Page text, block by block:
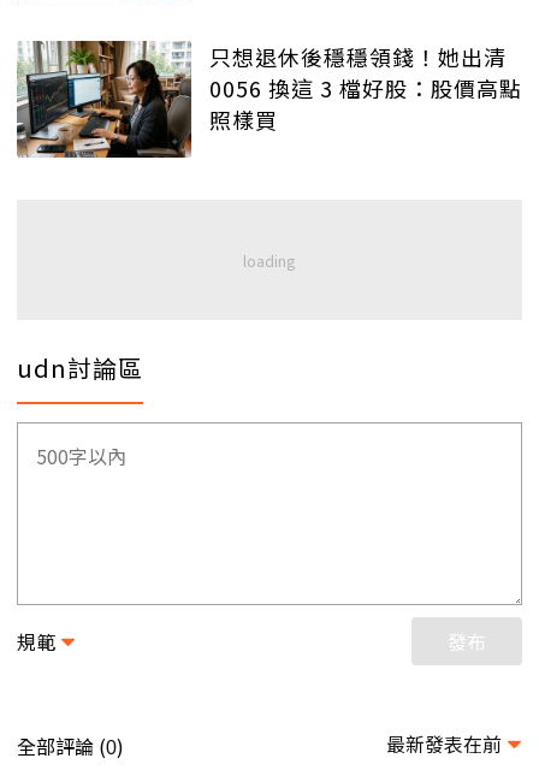
只想退休後穩穩領錢！她出清
0056 換這 3 檔好股：股價高點
照樣買
udn討論區
規範 發布
全部評論 (0) 最新發表在前